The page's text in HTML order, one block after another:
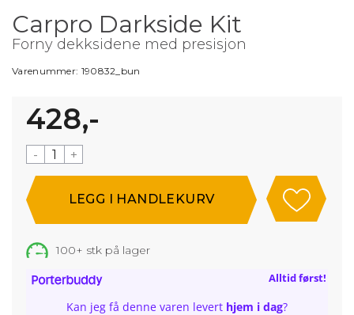
Carpro Darkside Kit
Forny dekksidene med presisjon
Varenummer: 190832_bun
428,-
- +
100+ stk på lager
Alltid først!
Kan jeg få denne varen levert hjem i dag?